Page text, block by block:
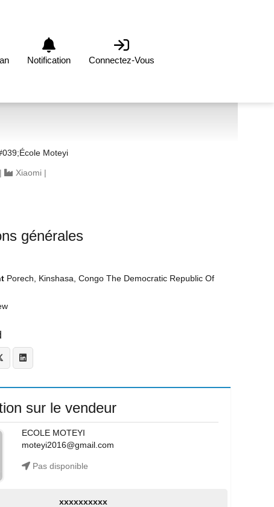
Notification Connectez-Vous
Moteyi
| Xiaomi |
générales
Porech, Kinshasa, Congo The Democratic Republic Of
sur le vendeur
ECOLE MOTEYI
moteyi2016@gmail.com
Pas disponible
xxxxxxxxxx